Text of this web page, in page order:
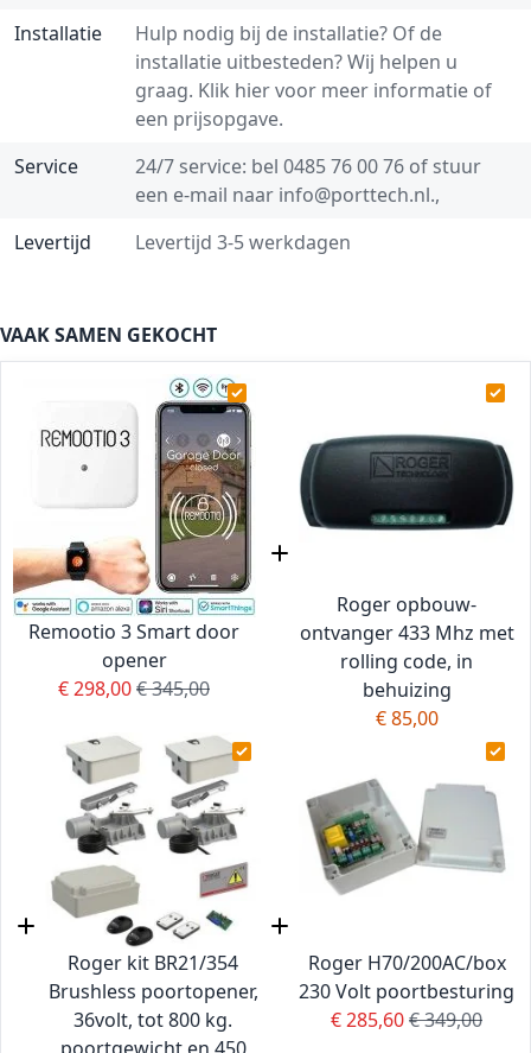
Installatie
Hulp nodig bij de installatie? Of de
installatie uitbesteden? Wij helpen u
graag. Klik hier voor meer informatie of
een prijsopgave.
Service
24/7 service: bel 0485 76 00 76 of stuur
een e-mail naar info@porttech.nl.,
Levertijd
Levertijd 3-5 werkdagen
VAAK SAMEN GEKOCHT
Remootio 3 Smart door
opener
Special Price
€ 298,00Regular Price
€ 345,00
Roger opbouw-
ontvanger 433 Mhz met
rolling code, in
behuizing
€ 85,00
Roger kit BR21/354
Brushless poortopener,
36volt, tot 800 kg.
Roger H70/200AC/box
230 Volt poortbesturing
Special Price
€ 285,60Regular Price
€ 349,00